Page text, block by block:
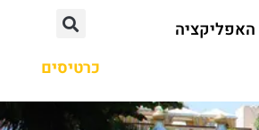
האפליקציה
כרטיסים